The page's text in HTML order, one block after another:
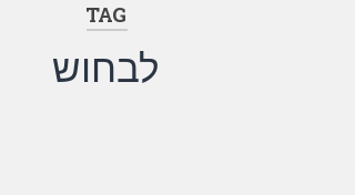
TAG
לבחוש